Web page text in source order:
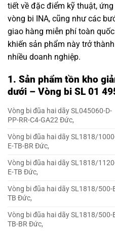
tiết về đặc điểm kỹ thuật,
vòng bi INA, cũng như các
giao hàng miễn phí toàn
khiến sản phẩm này trở
nhiều doanh nghiệp.
1. Sản phẩm tồn kho
dưới – Vòng bi SL 01
Vòng bi đũa hai dãy SL045060-D-
PP-RR-C4-GA22 Đức,
Vòng bi đũa hai dãy SL1818/
E-TB-BR Đức,
Vòng bi đũa hai dãy SL1818/
E-TB Đức,
Vòng bi đũa hai dãy SL1818/500-
TB Đức,
Vòng bi đũa hai dãy SL1818/500-
TB-BR Đức,